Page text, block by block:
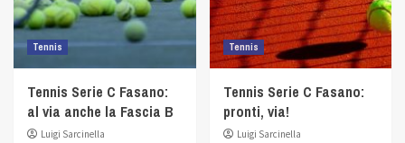
Tennis
Tennis Serie C Fasano:
al via anche la Fascia B
Luigi Sarcinella
Tennis
Tennis Serie C Fasano:
pronti, via!
Luigi Sarcinella